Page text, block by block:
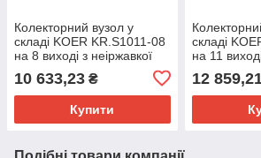
Колекторний вузол у
складі KOER KR.S1011-08
на 8 виході з неіржавкої
10 633,23 ₴
Купити
складі
на 11
12